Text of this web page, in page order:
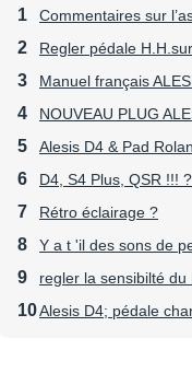
Commentaires sur
Regler pédale
Manuel français
NOUVEAU PLUG
Alesis D4 & Pad
D4, S4 Plus, QSR !!!
Rétro éclairage ?
Y a t 'il des sons de
regler la sensibilté du
Alesis D4; pédale